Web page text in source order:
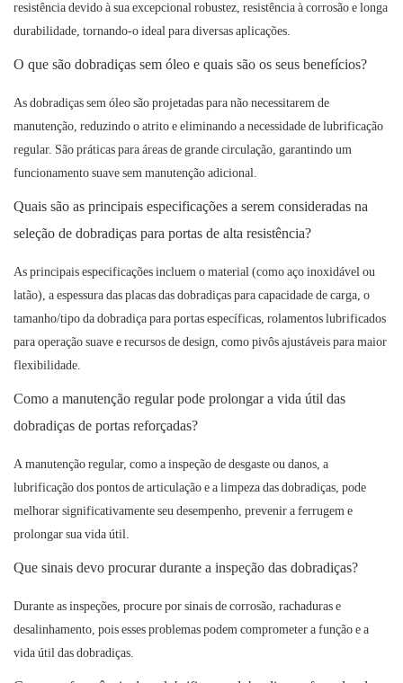
resistência devido à sua excepcional robustez, resistência à corrosão e longa
durabilidade, tornando-o ideal para diversas aplicações.
O que são dobradiças sem óleo e quais são os seus benefícios?
As dobradiças sem óleo são projetadas para não necessitarem de
manutenção, reduzindo o atrito e eliminando a necessidade de lubrificação
regular. São práticas para áreas de grande circulação, garantindo um
funcionamento suave sem manutenção adicional.
Quais são as principais especificações a serem consideradas na
seleção de dobradiças para portas de alta resistência?
As principais especificações incluem o material (como aço inoxidável ou
latão), a espessura das placas das dobradiças para capacidade de carga, o
tamanho/tipo da dobradiça para portas específicas, rolamentos lubrificados
para operação suave e recursos de design, como pivôs ajustáveis ​​para maior
flexibilidade.
Como a manutenção regular pode prolongar a vida útil das
dobradiças de portas reforçadas?
A manutenção regular, como a inspeção de desgaste ou danos, a
lubrificação dos pontos de articulação e a limpeza das dobradiças, pode
melhorar significativamente seu desempenho, prevenir a ferrugem e
prolongar sua vida útil.
Que sinais devo procurar durante a inspeção das dobradiças?
Durante as inspeções, procure por sinais de corrosão, rachaduras e
desalinhamento, pois esses problemas podem comprometer a função e a
vida útil das dobradiças.